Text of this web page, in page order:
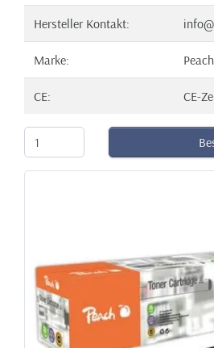
Hersteller Kontakt:
Marke: Peach
CE: CE-